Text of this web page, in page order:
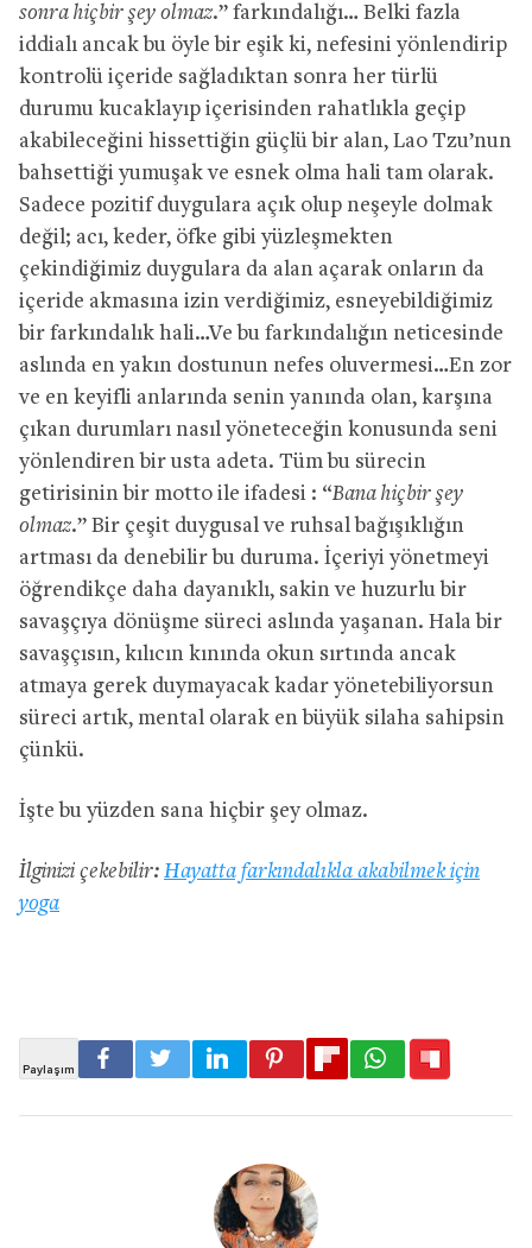
sonra hiçbir şey olmaz.” farkındalığı… Belki fazla
iddialı ancak bu öyle bir eşik ki, nefesini yönlendirip
kontrolü içeride sağladıktan sonra her türlü
durumu kucaklayıp içerisinden rahatlıkla geçip
akabileceğini hissettiğin güçlü bir alan, Lao Tzu’nun
bahsettiği yumuşak ve esnek olma hali tam olarak.
Sadece pozitif duygulara açık olup neşeyle dolmak
değil; acı, keder, öfke gibi yüzleşmekten
çekindiğimiz duygulara da alan açarak onların da
içeride akmasına izin verdiğimiz, esneyebildiğimiz
bir farkındalık hali…Ve bu farkındalığın neticesinde
aslında en yakın dostunun nefes oluvermesi…En zor
ve en keyifli anlarında senin yanında olan, karşına
çıkan durumları nasıl yöneteceğin konusunda seni
yönlendiren bir usta adeta. Tüm bu sürecin
getirisinin bir motto ile ifadesi : “Bana hiçbir şey
olmaz.” Bir çeşit duygusal ve ruhsal bağışıklığın
artması da denebilir bu duruma. İçeriyi yönetmeyi
öğrendikçe daha dayanıklı, sakin ve huzurlu bir
savaşçıya dönüşme süreci aslında yaşanan. Hala bir
savaşçısın, kılıcın kınında okun sırtında ancak
atmaya gerek duymayacak kadar yönetebiliyorsun
süreci artık, mental olarak en büyük silaha sahipsin
çünkü.
İşte bu yüzden sana hiçbir şey olmaz.
İlginizi çekebilir: Hayatta farkındalıkla akabilmek için
yoga